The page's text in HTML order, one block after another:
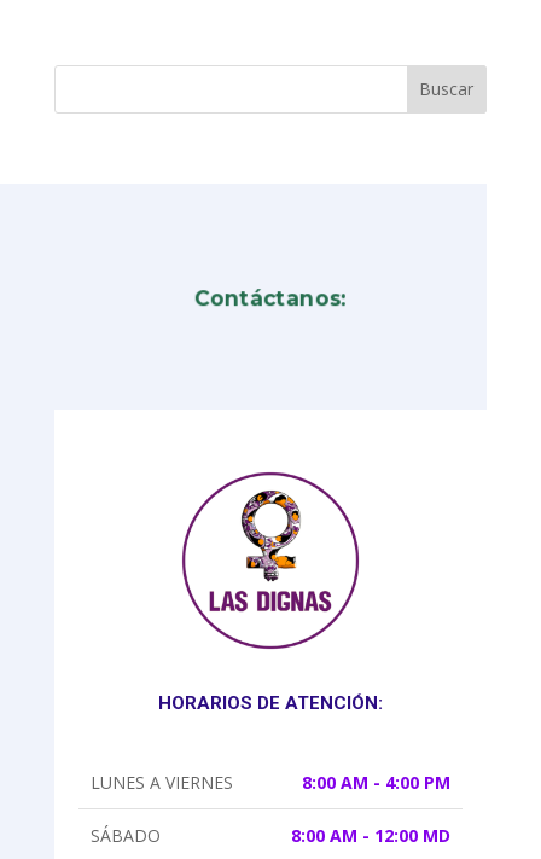
Contáctanos:
HORARIOS DE ATENCIÓN:
LUNES A VIERNES 8:00 AM - 4:00 PM
SÁBADO 8:00 AM - 12:00 MD